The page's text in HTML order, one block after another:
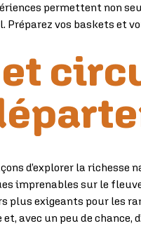
permettent non
vos baskets et
d’explorer la
imprenables sur le
exigeants pour les
et, avec un peu de